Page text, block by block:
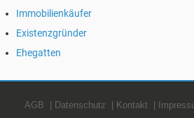
Immobilienkäufer
Existenzgründer
Ehegatten
AGB Datenschutz Kontakt